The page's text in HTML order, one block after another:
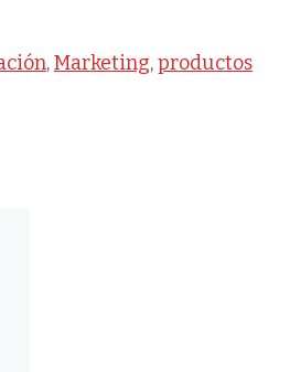
,Marketing,productos